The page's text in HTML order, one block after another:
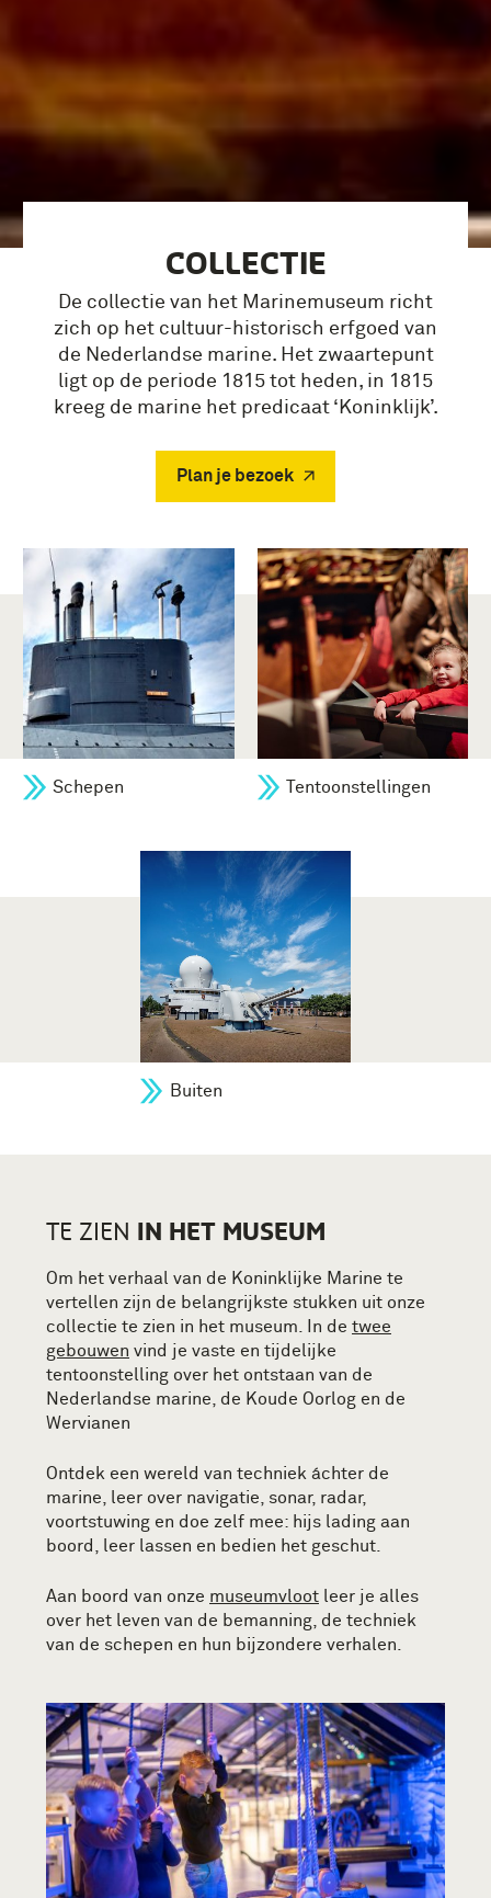
COLLECTIE
De collectie van het Marinemuseum richt
zich op het cultuur-historisch erfgoed van
de Nederlandse marine. Het zwaartepunt
ligt op de periode 1815 tot heden, in 1815
kreeg de marine het predicaat ‘Koninklijk’.
Plan je bezoek
Schepen Tentoonstellingen
Buiten
TE ZIEN IN HET MUSEUM
Om het verhaal van de Koninklijke Marine te
vertellen zijn de belangrijkste stukken uit onze
collectie te zien in het museum. In de twee
gebouwen vind je vaste en tijdelijke
tentoonstelling over het ontstaan van de
Nederlandse marine, de Koude Oorlog en de
Wervianen
Ontdek een wereld van techniek áchter de
marine, leer over navigatie, sonar, radar,
voortstuwing en doe zelf mee: hijs lading aan
boord, leer lassen en bedien het geschut.
Aan boord van onze museumvloot leer je alles
over het leven van de bemanning, de techniek
van de schepen en hun bijzondere verhalen.